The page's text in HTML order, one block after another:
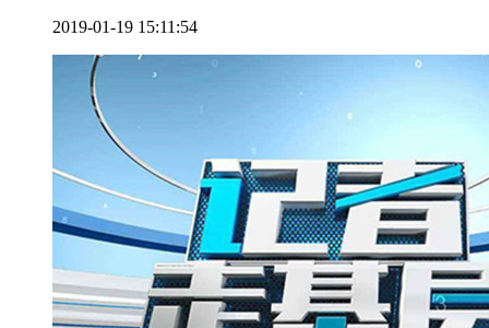
2019-01-19 15:11:54